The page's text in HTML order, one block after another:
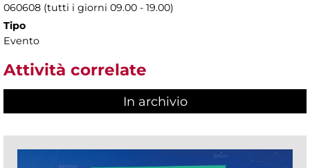
060608 (tutti i giorni 09.00 - 19.00)
Tipo
Evento
Attività correlate
In archivio